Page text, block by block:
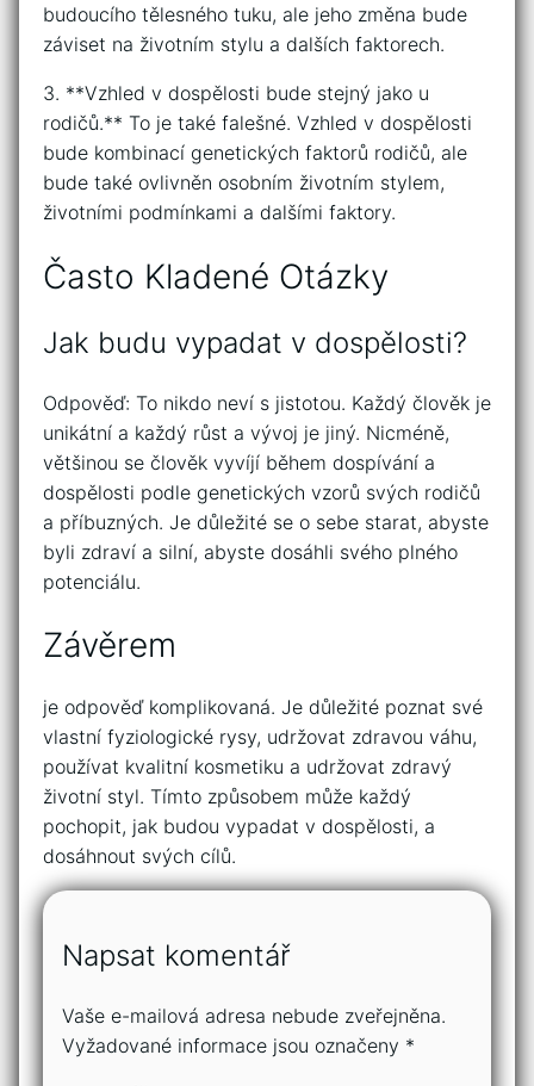
budoucího tělesného tuku, ale jeho změna bude
záviset na životním stylu a dalších faktorech.
3. **Vzhled v dospělosti bude stejný jako u
rodičů.** To je také falešné. Vzhled v dospělosti
bude kombinací genetických faktorů rodičů, ale
bude také ovlivněn osobním životním stylem,
životními podmínkami a dalšími faktory.
Často Kladené Otázky
Jak budu vypadat v dospělosti?
Odpověď: To nikdo neví s jistotou. Každý člověk je
unikátní a každý růst a vývoj je jiný. Nicméně,
většinou se člověk vyvíjí během dospívání a
dospělosti podle genetických vzorů svých rodičů
a příbuzných. Je důležité se o sebe starat, abyste
byli zdraví a silní, abyste dosáhli svého plného
potenciálu.
Závěrem
je odpověď komplikovaná. Je důležité poznat své
vlastní fyziologické rysy, udržovat zdravou váhu,
používat kvalitní kosmetiku a udržovat zdravý
životní styl. Tímto způsobem může každý
pochopit, jak budou vypadat v dospělosti, a
dosáhnout svých cílů.
Napsat komentář
Vaše e-mailová adresa nebude zveřejněna.
Vyžadované informace jsou označeny *